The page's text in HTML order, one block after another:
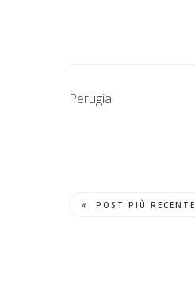
Perugia
POST PIÙ RECENTE